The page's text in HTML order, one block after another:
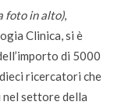
foto in alto),
Clinica, si è
di 5000
ricercatori che
settore della